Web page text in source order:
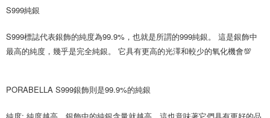
消。如遇「轉專審核」未通過狀況，表示未達大哥付你分期系統評分，恕無
【繳款方式說明】
1.分期款項不併入電信帳單，「大哥付你分期」於每月結算日後寄送繳費提
醒簡訊。
１．簡單：不需註冊會員、不需綁卡、不需儲值。
２．便利：只要手機號碼，簡訊認證，即可結帳。
【「AFTEE先享後付」結帳流程】
３．收到繳費通知簡訊後14天內，點擊此簡訊中的連結，可透過四大超商／
※ 請注意：結帳手續完成當下不需立刻繳費，但若您需要取消訂單，請聯絡
運送方式
每筆NT$70，滿NT$899(含以上)免運費
每筆NT$70，滿NT$899(含以上)免運費
S999純銀
S999標誌代表銀飾的純度為99.9%，也就是所謂的999純銀。 這是銀飾中
最高的純度，幾乎是完全純銀。 它具有更高的光澤和較少的氧化機會💯
PORABELLA S999銀飾則是99.9%的純銀